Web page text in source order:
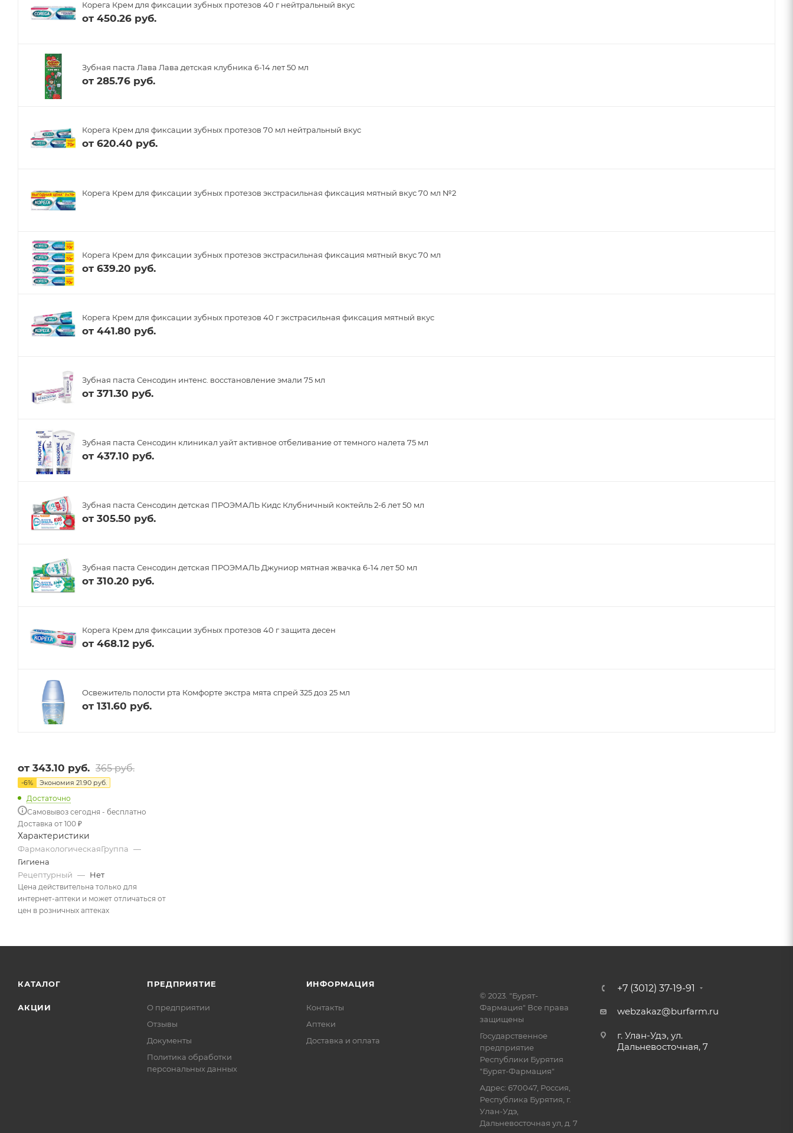
Корега Крем для фиксации зубных протезов 40 г нейтральный вкус
от 450.26 руб.
Зубная паста Лава Лава детская клубника 6-14 лет 50 мл
от 285.76 руб.
Корега Крем для фиксации зубных протезов 70 мл нейтральный вкус
от 620.40 руб.
Корега Крем для фиксации зубных протезов экстрасильная фиксация мятный вкус 70 мл №2
Корега Крем для фиксации зубных протезов экстрасильная фиксация мятный вкус 70 мл
от 639.20 руб.
Корега Крем для фиксации зубных протезов 40 г экстрасильная фиксация мятный вкус
от 441.80 руб.
Зубная паста Сенсодин интенс. восстановление эмали 75 мл
от 371.30 руб.
Зубная паста Сенсодин клиникал уайт активное отбеливание от темного налета 75 мл
от 437.10 руб.
Зубная паста Сенсодин детская ПРОЭМАЛЬ Кидс Клубничный коктейль 2-6 лет 50 мл
от 305.50 руб.
Зубная паста Сенсодин детская ПРОЭМАЛЬ Джуниор мятная жвачка 6-14 лет 50 мл
от 310.20 руб.
Корега Крем для фиксации зубных протезов 40 г защита десен
от 468.12 руб.
Освежитель полости рта Комфорте экстра мята спрей 325 доз 25 мл
от 131.60 руб.
от 343.10 руб. 365 руб.
-6% Экономия 21.90 руб.
Достаточно
Самовывоз сегодня - бесплатно
Доставка от 100 ₽
Характеристики
ФармакологическаяГруппа —
Гигиена
Рецептурный — Нет
Цена действительна только для
интернет-аптеки и может отличаться от
цен в розничных аптеках
КАТАЛОГ
АКЦИИ
ПРЕДПРИЯТИЕ
О предприятии
Отзывы
Документы
Политика обработки
персональных данных
ИНФОРМАЦИЯ
Контакты
Аптеки
Доставка и оплата
© 2023. "Бурят-
Фармация" Все права
защищены
Государственное
предприятие
Республики Бурятия
"Бурят-Фармация"
Адрес: 670047, Россия,
Республика Бурятия, г.
Улан-Удэ,
Дальневосточная ул, д. 7
+7 (3012) 37-19-91
webzakaz@burfarm.ru
г. Улан-Удэ, ул.
Дальневосточная, 7